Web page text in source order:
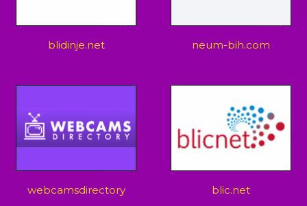
blidinje.net neum-bih.com
webcamsdirectory blic.net